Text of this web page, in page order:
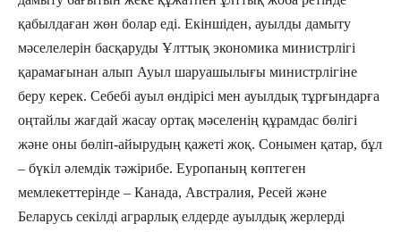
қабылдаған жөн болар еді. Екіншіден, ауылды дамыту
мәселелерін басқаруды Ұлттық экономика министрлігі
қарамағынан алып Ауыл шаруашылығы министрлігіне
беру керек. Себебі ауыл өндірісі мен ауылдық тұрғындарға
оңтайлы жағдай жасау ортақ мәселенің құрамдас бөлігі
және оны бөліп-айырудың қажеті жоқ. Сонымен қатар, бұл
– бүкіл әлемдік тәжірибе. Еуропаның көптеген
мемлекеттерінде – Канада, Австралия, Ресей және
Беларусь секілді аграрлық елдерде ауылдық жерлерді